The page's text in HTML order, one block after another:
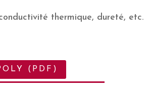
thermique, dureté, etc.
(PDF)